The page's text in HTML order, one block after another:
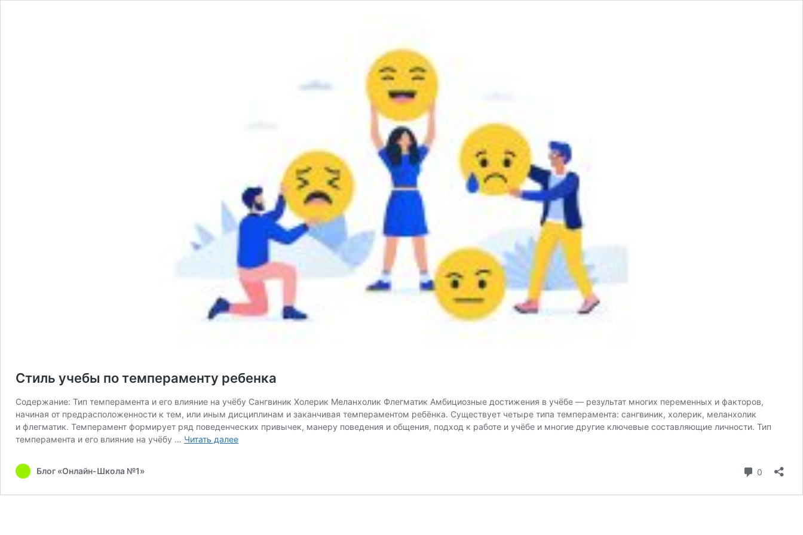
Стиль учебы по темпераменту ребенка
Содержание: Тип темперамента и его влияние на учёбу Сангвиник Холерик Меланхолик Флегматик Амбициозные достижения в учёбе — результат многих переменных и факторов,
начиная от предрасположенности к тем, или иным дисциплинам и заканчивая темпераментом ребёнка. Существует четыре типа темперамента: сангвиник, холерик, меланхолик
и флегматик. Темперамент формирует ряд поведенческих привычек, манеру поведения и общения, подход к работе и учёбе и многие другие ключевые составляющие личности. Тип
темперамента и его влияние на учёбу … Читать далееСтиль
Блог «Онлайн-Школа №1» 0